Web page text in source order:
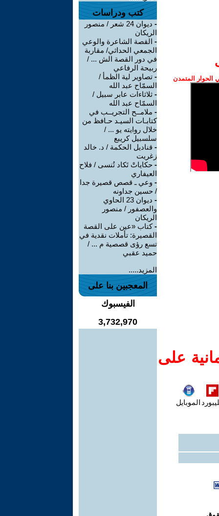
المتمدن
على
الموبايل
كتب ودراسات
-
ديوان 24 شعر / منصور
الريكان
- القصة الشاعرة والوعي
الجمعي الحداثي/ مقاربة
في دور القصة الش ... /
ربيحة الرفاعي
- تصاوير لية الظمأ /
السمّاح عبد الله
- ثلاثاءات عابر سبيل /
السمّاح عبد الله
- ملامــح التجريــب في
كتابـات السيـد حـافظ من
خلال روايته يو ... /
سلسبيل كريبع
- قناديل الحكمة / د. خالد
زغريت
- حكاياتْ تَكاد تُنسى / فلاح
العيفاري
- وعي ـ قصص قصيرة جدا
/ حسين جداونه
-
ديوان 23 الحاوي
والعصفور / منصور
الريكان
-كتاب «عين على القصة
القصيرة: تأملات نقدية في
تسع رؤى قصصية م ... /
حميد عقبي
المزيد.....
المعجبين بنا على
الفيسبوك
3,732,970